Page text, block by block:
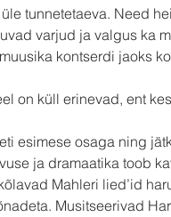
tunnetetaeva. Need
varjud ja valgus ka
kontserdi jaoks
on küll erinevad, ent
esimese osaga ning
ja dramaatika toob
Mahleri lied’id
Musitseerivad